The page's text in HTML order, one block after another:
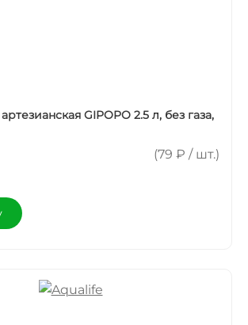
GIPOPO 2.5 л, без газа,
(79 ₽ / шт.)